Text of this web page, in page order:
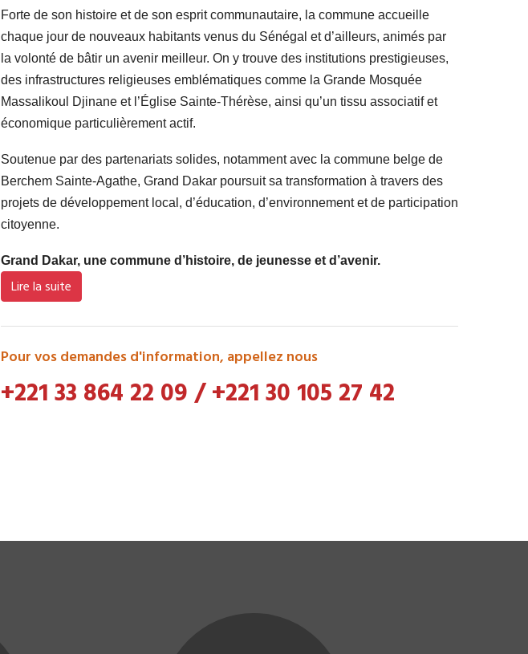
Forte de son histoire et de son esprit communautaire, la commune accueille
chaque jour de nouveaux habitants venus du Sénégal et d’ailleurs, animés par
la volonté de bâtir un avenir meilleur. On y trouve des institutions prestigieuses,
des infrastructures religieuses emblématiques comme la Grande Mosquée
Massalikoul Djinane et l’Église Sainte-Thérèse, ainsi qu’un tissu associatif et
économique particulièrement actif.
Soutenue par des partenariats solides, notamment avec la commune belge de
Berchem Sainte-Agathe, Grand Dakar poursuit sa transformation à travers des
projets de développement local, d’éducation, d’environnement et de participation
citoyenne.
Grand Dakar, une commune d’histoire, de jeunesse et d’avenir.
Lire la suite
Pour vos demandes d'information, appellez nous
+221 33 864 22 09/+221 30 105 27 42